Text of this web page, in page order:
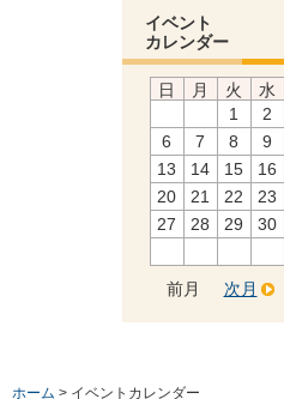
イベント
カレンダー
日 月 火 水
1
2
6
7 8 9
13
14 15 16
20
21 22 23
27
28 29 30
前月 次月
ホーム > イベントカレンダー